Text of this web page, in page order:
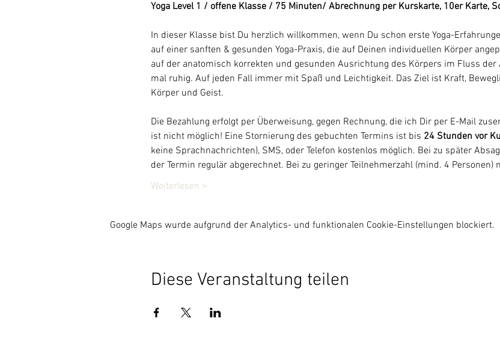
Yoga Level 1 / offene Klasse / 75 Minuten/ Abrechnung per Kurskarte, 10er Karte,
In dieser Klasse bist Du herzlich willkommen, wenn Du schon erste Yoga-
auf einer sanften & gesunden Yoga-Praxis, die auf Deinen individuellen Körper
auf der anatomisch korrekten und gesunden Ausrichtung des Körpers im Fluss
mal ruhig. Auf jeden Fall immer mit Spaß und Leichtigkeit. Das Ziel ist Kraft,
Körper und Geist.
Die Bezahlung erfolgt per Überweisung, gegen Rechnung, die ich Dir per E-Mail
ist nicht möglich! Eine Stornierung des gebuchten Termins ist bis 24 Stunden vor
keine Sprachnachrichten), SMS, oder Telefon kostenlos möglich. Bei zu später
der Termin regulär abgerechnet. Bei zu geringer Teilnehmerzahl (mind. 4
Weiterlesen >
Google Maps wurde aufgrund der Analytics- und funktionalen Cookie-Einstellungen blockiert.
Diese Veranstaltung teilen